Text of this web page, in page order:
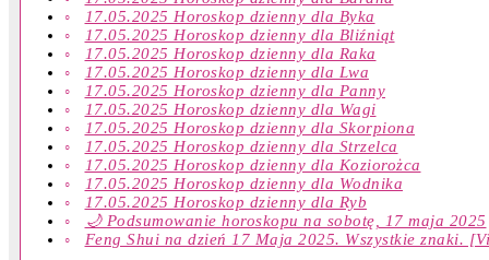
17.05.2025 Horoskop dzienny dla Byka
17.05.2025 Horoskop dzienny dla Bliźniąt
17.05.2025 Horoskop dzienny dla Raka
17.05.2025 Horoskop dzienny dla Lwa
17.05.2025 Horoskop dzienny dla Panny
17.05.2025 Horoskop dzienny dla Wagi
17.05.2025 Horoskop dzienny dla Skorpiona
17.05.2025 Horoskop dzienny dla Strzelca
17.05.2025 Horoskop dzienny dla Koziorożca
17.05.2025 Horoskop dzienny dla Wodnika
17.05.2025 Horoskop dzienny dla Ryb
🌙 Podsumowanie horoskopu na sobotę, 17 maja 2025
Feng Shui na dzień 17 Maja 2025. Wszystkie znaki.